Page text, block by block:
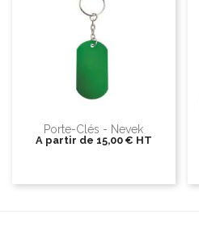
Porte-Clés - Nevek
A partir de 15,00 € HT